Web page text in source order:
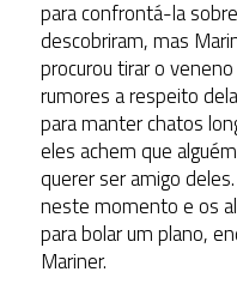
para confrontá-la
descobriram, mas
procurou tirar o
rumores a respeito
para manter chatos
eles achem que
querer ser amigo
neste momento e os
para bolar um plano,
Mariner.